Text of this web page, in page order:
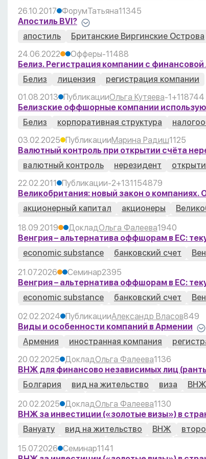
26.10.2017 ФорумТатьяна11345
Апостиль BVI?
апостиль
Британские Виргинские Острова
24.06.2022
Офферы-11488
Белиз. Регистрация компании с
Белиз
лицензия
регистрация компании
01.08.2013 ПубликацииОльга Кутяева-1+118744
Белизские оффшорные компании
Белиз
корпоративная структура
03.02.2025 ПубликацииМарина Радиш1125
Валютный контроль при открытии счёта
валютный контроль
нерезидент
22.02.2011
Публикации-2+131154879
Великобритания: новый закон о
акционерный капитал
акционеры
18.09.2019 ДокладОльга Фалеева1940
Венгрия – альтернатива оффшорам в ЕС:
economic substance
банковский счет
21.07.2026 Семинар2395
Венгрия – альтернатива оффшорам в ЕС:
economic substance
банковский счет
02.02.2024 ПубликацииАлександр Власов849
Виды и особенности компаний в Армении
Армения
иностранная компания
20.02.2025 ДокладОльга Фалеева1136
ВНЖ для финансово независимых лиц
Болгария
вид на жительство виза ВНЖ
20.02.2025 ДокладОльга Фалеева1130
ВНЖ за инвестиции («золотые визы») в
Вануату
вид на жительство ВНЖ
15.07.2026 Семинар1141